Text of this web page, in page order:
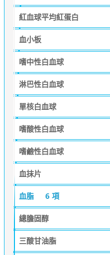
紅血球平均紅蛋白
血小板
嗜中性白血球
淋巴性白血球
單核白血球
嗜酸性白血球
嗜鹼性白血球
血抹片
血脂 6 項
總膽固醇
三酸甘油脂